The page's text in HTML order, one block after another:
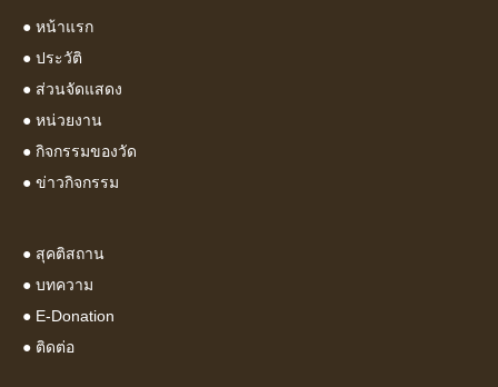
● หน้าแรก
● ประวัติ
● ส่วนจัดแสดง
● หน่วยงาน
● กิจกรรมของวัด
● ข่าวกิจกรรม
● สุคติสถาน
● บทความ
● E-Donation
● ติดต่อ